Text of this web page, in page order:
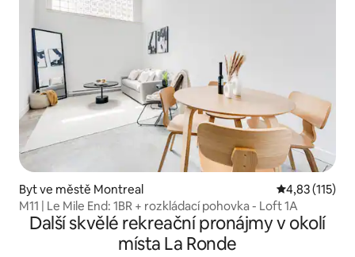
Byt ve městě Montreal Průměrné
4,83 (115)
M11 | Le Mile End: 1BR + rozkládací pohovka - Loft 1A
Další skvělé rekreační pronájmy v okolí
místa La Ronde